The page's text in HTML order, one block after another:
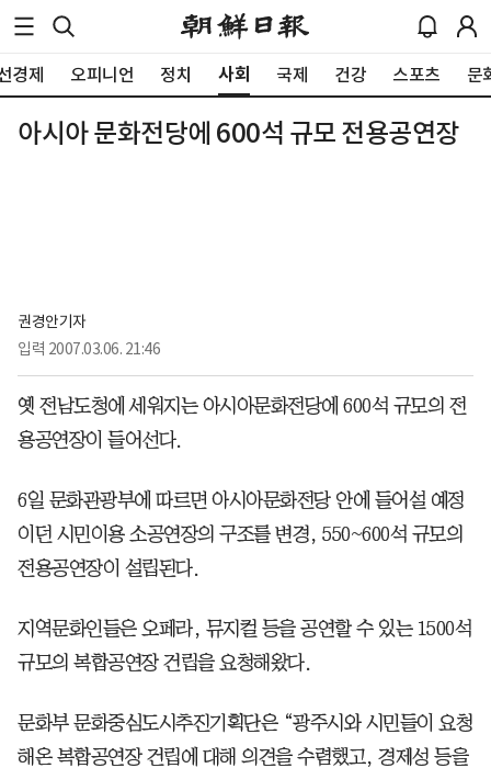
경제 오피니언 정치 사회 국제 건강 스포츠 문
아시아 문화전당에 600석 규모 전용공연장
권경안기자
입력 2007.03.06. 21:46
옛 전남도청에 세워지는 아시아문화전당에 600석 규모의 전
용공연장이 들어선다.
6일 문화관광부에 따르면 아시아문화전당 안에 들어설 예정
이던 시민이용 소공연장의 구조를 변경, 550~600석 규모의
전용공연장이 설립된다.
지역문화인들은 오페라, 뮤지컬 등을 공연할 수 있는 1500석
규모의 복합공연장 건립을 요청해왔다.
문화부 문화중심도시추진기획단은 “광주시와 시민들이 요청
해온 복합공연장 건립에 대해 의견을 수렴했고, 경제성 등을